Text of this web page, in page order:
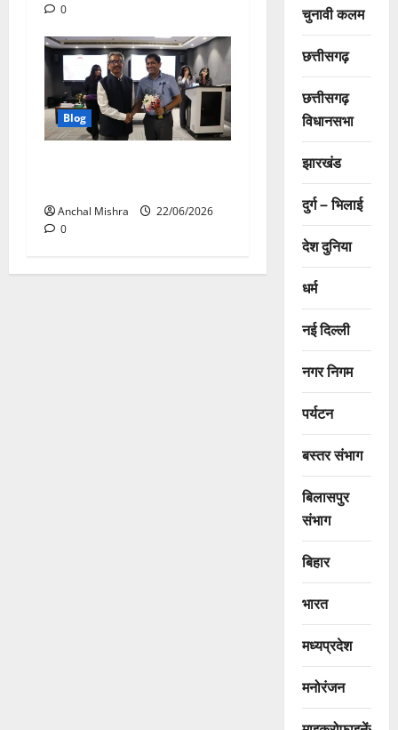
0
Blog
Anchal Mishra
22/06/2026
0
चुनावी कलम
छत्तीसगढ़
छत्तीसगढ़
विधानसभा
झारखंड
दुर्ग – भिलाई
देश दुनिया
धर्म
नई दिल्ली
नगर निगम
पर्यटन
बस्तर संभाग
बिलासपुर
संभाग
बिहार
भारत
मध्यप्रदेश
मनोरंजन